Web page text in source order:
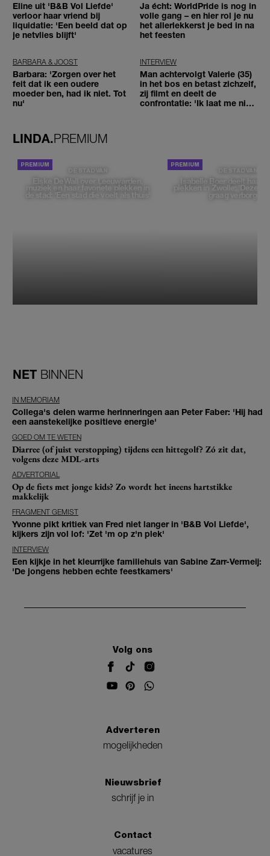
Eline uit 'B&B Vol Liefde'
verloor haar vriend bij
liquidatie: 'Een beeld dat op
je netvlies blijft'
Ja écht: WorldPride is nog in
volle gang – en hier rol je nu
het allerlekkerst je bed in na
het feesten
BARBARA & JOOST
Barbara: 'Zorgen over het
feit dat ik een oudere
moeder ben, had ik niet. Tot
nu'
INTERVIEW
Man achtervolgt Valerie (35)
in het bos en betast zichzelf,
zij filmt en deelt de
confrontatie: 'Ik laat me niet
LINDA.PREMIUM
DE STAD VAN
Elske DeWall over Leeuwarden,
muziek en haar favoriete plekken in
de stad: 'Een stad die voelt als thuis'
DE STAD VAN
Isabelle Boer deelt haar
plekken in Zwolle: 'Deze
graag verborgen'
NET BINNEN
IN MEMORIAM
Collega's delen warme herinneringen aan Peter Faber: 'Hij had
een aanstekelijke positieve energie'
GOED OM TE WETEN
Diarree (of juist verstopping) tijdens een hittegolf? Zó zit dat,
volgens deze MDL-arts
ADVERTORIAL
Op de fiets met jonge kids? Zo wordt het ineens hartstikke
makkelijk
FRAGMENT GEMIST
Yvonne pikt kritiek van Fred niet langer in 'B&B Vol Liefde',
kijkers zijn vol lof: 'Zet 'm op z'n plek'
INTERVIEW
Een kijkje in het kleurrijke familiehuis van Sabine Zarr-Vermeij:
'De jongens hebben echte feestkamers'
Volg ons
Adverteren
mogelijkheden
Nieuwsbrief
schrijf je in
Contact
vacatures